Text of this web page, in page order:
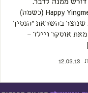
דורש ממנה לדבר.
עבודתה Happy Yingmei (כשמה)
שנוצר בהשראת "הנסיך
אוסקר ויילד –
12.03.13